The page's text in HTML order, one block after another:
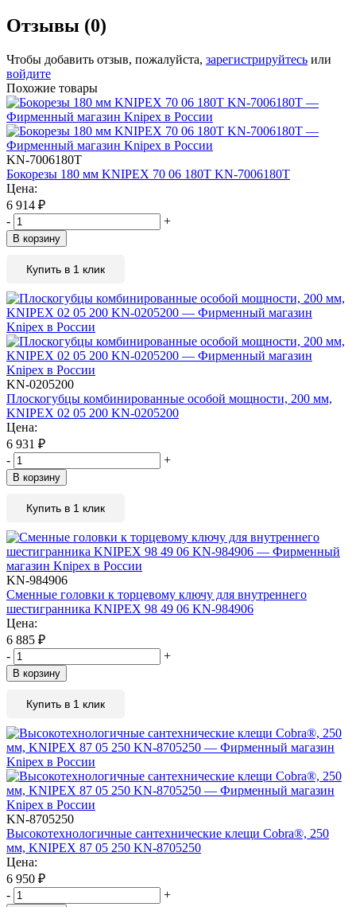
Отзывы (0)
Чтобы добавить отзыв, пожалуйста, зарегистрируйтесь или
войдите
Похожие товары
KN-7006180T
Бокорезы 180 мм KNIPEX 70 06 180T KN-7006180T
Цена:
6 914 ₽
-
+
В корзину
Купить в 1 клик
KN-0205200
Плоскогубцы комбинированные особой мощности, 200 мм,
KNIPEX 02 05 200 KN-0205200
Цена:
6 931 ₽
-
+
В корзину
Купить в 1 клик
KN-984906
Сменные головки к торцевому ключу для внутреннего
шестигранника KNIPEX 98 49 06 KN-984906
Цена:
6 885 ₽
-
+
В корзину
Купить в 1 клик
KN-8705250
Высокотехнологичные сантехнические клещи Cobra®, 250
мм, KNIPEX 87 05 250 KN-8705250
Цена:
6 950 ₽
-
+